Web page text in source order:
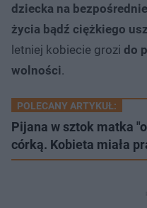
dziecka na
życia bądź ciężkiego
letniej kobiecie grozi do
wolności.
POLECANY ARTYKUŁ:
Pijana w sztok matka
córką. Kobieta miała